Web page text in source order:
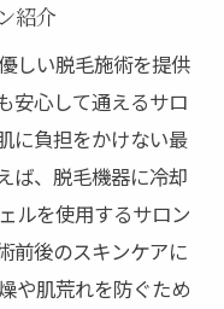
紹介
しい脱毛施術を提供
安心して通えるサロ
に負担をかけない最
ば、脱毛機器に冷却
ルを使用するサロン
前後のスキンケアに
や肌荒れを防ぐため